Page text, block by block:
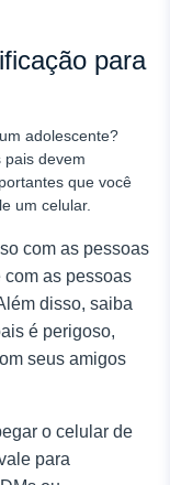
para
adolescente?
pais devem
que você
um celular.
com as pessoas
com as pessoas
disso, saiba
é perigoso,
seus amigos
o celular de
para